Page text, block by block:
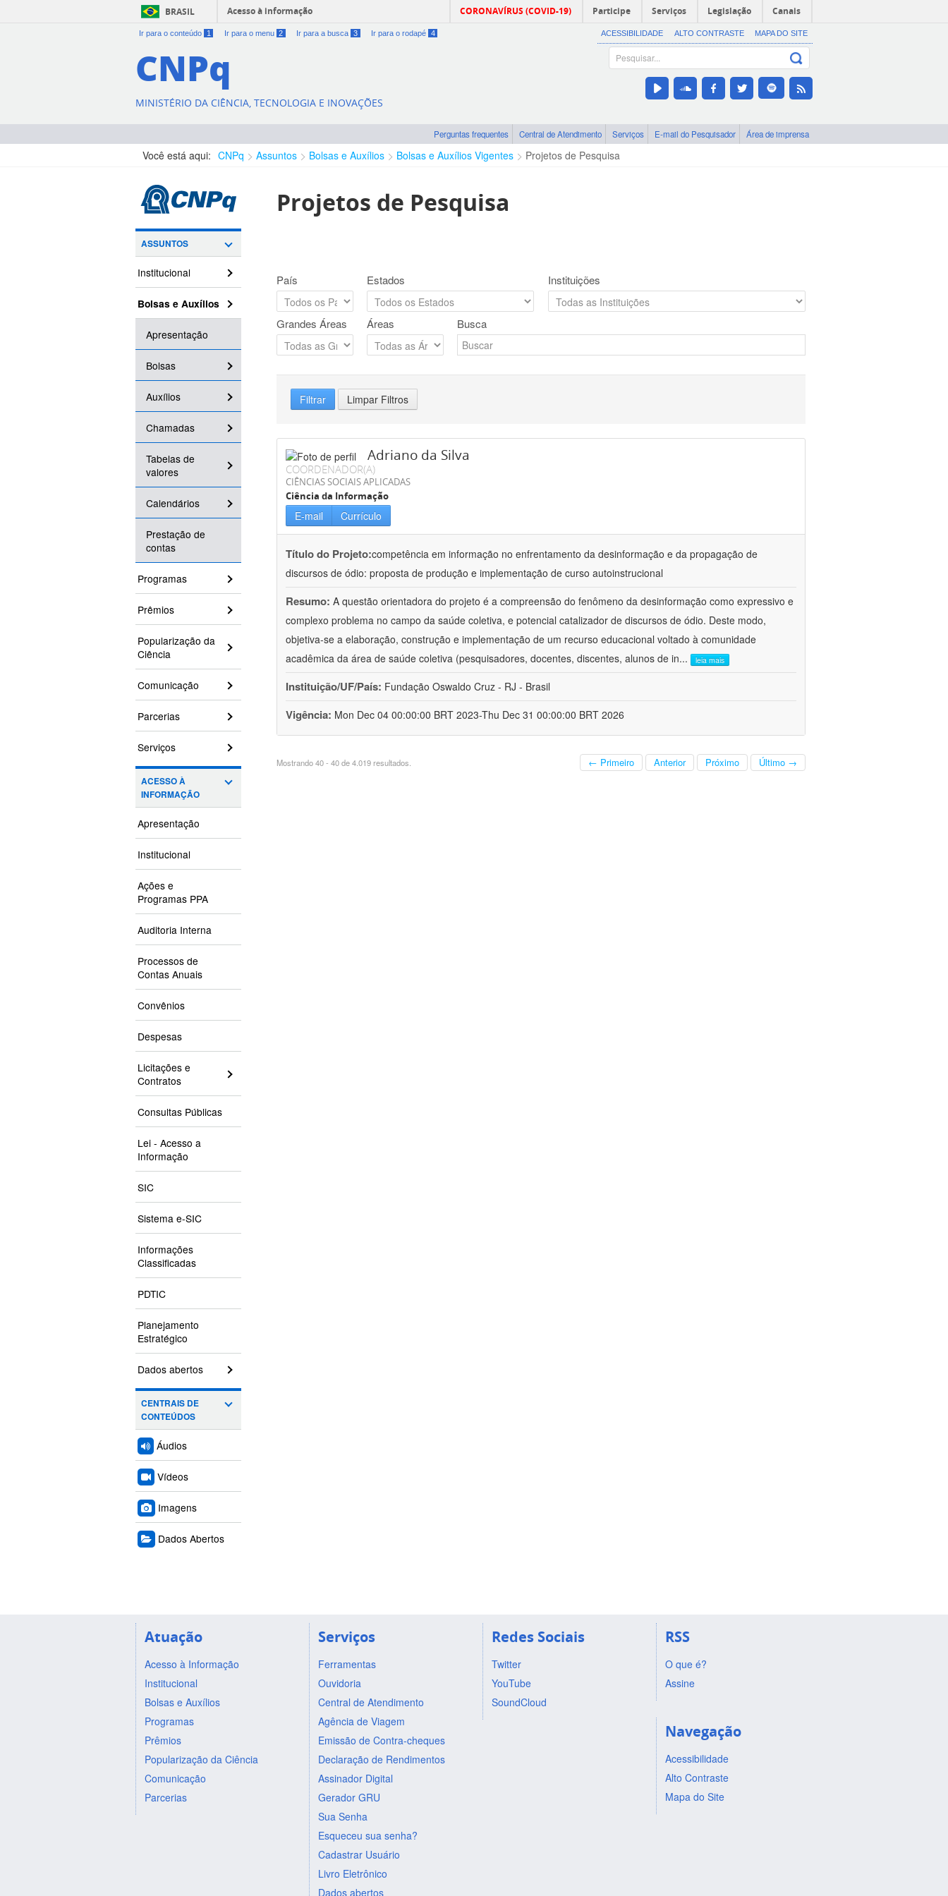
BRASIL Acesso à informação CORONAVÍRUS (COVID-19) Participe Serviços Legislação Canais
Ir para o conteúdo 1 Ir para o menu 2 Ir para a busca 3 Ir para o rodapé 4 ACESSIBILIDADE ALTO CONTRASTE MAPA DO SITE
CNPq
MINISTÉRIO DA CIÊNCIA, TECNOLOGIA E INOVAÇÕES
Perguntas frequentes Central de Atendimento Serviços E-mail do Pesquisador Área de imprensa
Você está aqui: CNPq Assuntos Bolsas e Auxílios Bolsas e Auxílios Vigentes Projetos de Pesquisa
ASSUNTOS
Institucional
Bolsas e Auxílios
Apresentação
Bolsas
Auxílios
Chamadas
Tabelas de
valores
Calendários
Prestação de
contas
Programas
Prêmios
Popularização da
Ciência
Comunicação
Parcerias
Serviços
ACESSO À
INFORMAÇÃO
Apresentação
Institucional
Ações e
Programas PPA
Auditoria Interna
Processos de
Contas Anuais
Convênios
Despesas
Licitações e
Contratos
Consultas Públicas
Lei - Acesso a
Informação
SIC
Sistema e-SIC
Informações
Classificadas
PDTIC
Planejamento
Estratégico
Dados abertos
CENTRAIS DE
CONTEÚDOS
Áudios
Vídeos
Imagens
Dados Abertos
Projetos de Pesquisa
País Estados Instituições
Grandes Áreas Áreas Busca
Filtrar Limpar Filtros
Adriano da Silva
COORDENADOR(A)
CIÊNCIAS SOCIAIS APLICADAS
Ciência da Informação
E-mail Currículo
Título do Projeto:competência em informação no enfrentamento da desinformação e da propagação de
discursos de ódio: proposta de produção e implementação de curso autoinstrucional
Resumo: A questão orientadora do projeto é a compreensão do fenômeno da desinformação como expressivo e
complexo problema no campo da saúde coletiva, e potencial catalizador de discursos de ódio. Deste modo,
objetiva-se a elaboração, construção e implementação de um recurso educacional voltado à comunidade
acadêmica da área de saúde coletiva (pesquisadores, docentes, discentes, alunos de in... leia mais
Instituição/UF/País: Fundação Oswaldo Cruz - RJ - Brasil
Vigência: Mon Dec 04 00:00:00 BRT 2023-Thu Dec 31 00:00:00 BRT 2026
Mostrando 40 - 40 de 4.019 resultados. ← Primeiro Anterior Próximo Último →
Atuação
Acesso à Informação
Institucional
Bolsas e Auxílios
Programas
Prêmios
Popularização da Ciência
Comunicação
Parcerias
Serviços
Ferramentas
Ouvidoria
Central de Atendimento
Agência de Viagem
Emissão de Contra-cheques
Declaração de Rendimentos
Assinador Digital
Gerador GRU
Sua Senha
Esqueceu sua senha?
Cadastrar Usuário
Livro Eletrônico
Dados abertos
Redes Sociais
Twitter
YouTube
SoundCloud
RSS
O que é?
Assine
Navegação
Acessibilidade
Alto Contraste
Mapa do Site